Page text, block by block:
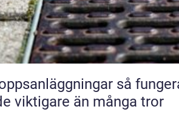
så fungerar de och därför
viktigare än många tror